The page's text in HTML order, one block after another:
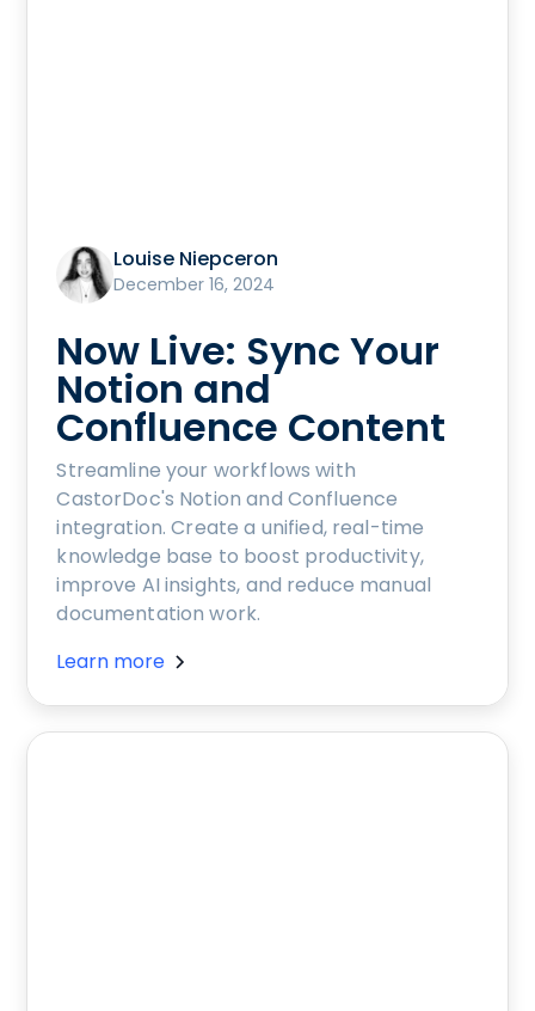
Louise Niepceron
December 16, 2024
Now Live: Sync Your
Notion and
Confluence Content
Streamline your workflows with
CastorDoc's Notion and Confluence
integration. Create a unified, real-time
knowledge base to boost productivity,
improve AI insights, and reduce manual
documentation work.
Learn more